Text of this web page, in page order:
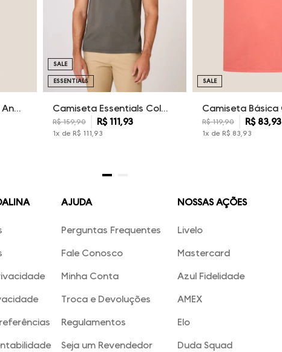
Calça Sarja Wide Leg Ana Dudalina Feminina Camiseta Essentials Color Dudalina Masculina
R$ 159,90 R$111,93
1x de R$ 111 93
SALE
ESSENTIALS
R$ 119,90 R$ 83,93
1x de R$ 83 93
SALE
AJUDA
Perguntas Frequentes
Fale Conosco
Minha Conta
Troca e Devoluções
Regulamentos
Seja um Revendedor
NOSSAS AÇÕES
Livelo
Mastercard
Azul Fidelidade
AMEX
Elo
Duda Squad